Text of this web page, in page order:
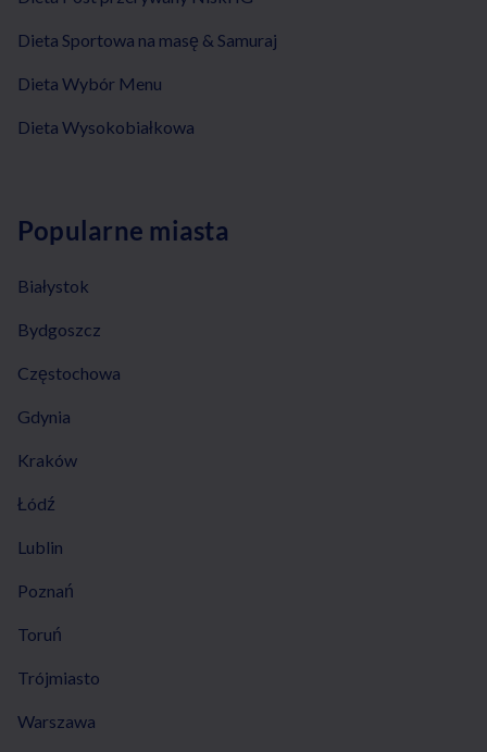
Dieta Sportowa na masę & Samuraj
Dieta Wybór Menu
Dieta Wysokobiałkowa
Popularne miasta
Białystok
Bydgoszcz
Częstochowa
Gdynia
Kraków
Łódź
Lublin
Poznań
Toruń
Trójmiasto
Warszawa